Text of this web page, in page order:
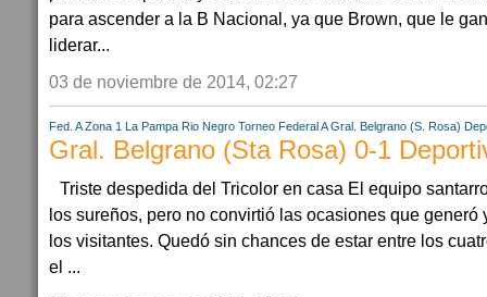
para ascender a la B Nacional, ya que Brown, que le
liderar...
03 de noviembre de 2014, 02:27
Fed. A Zona 1 La Pampa Rio Negro Torneo Federal A Gral. Belgrano (S. Rosa)
Gral. Belgrano (Sta Rosa) 0-1
Triste despedida del Tricolor en casa El equipo
los sureños, pero no convirtió las ocasiones que generó
los visitantes. Quedó sin chances de estar entre los
el ...